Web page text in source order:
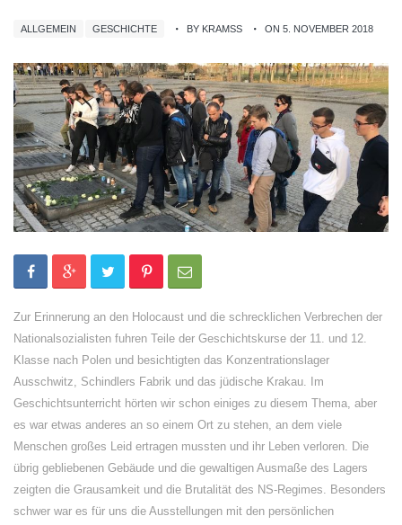
ALLGEMEIN GESCHICHTE BY KRAMSS ON 5. NOVEMBER 2018
Zur Erinnerung an den Holocaust und die schrecklichen Verbrechen der
Nationalsozialisten fuhren Teile der Geschichtskurse der 11. und 12.
Klasse nach Polen und besichtigten das Konzentrationslager
Ausschwitz, Schindlers Fabrik und das jüdische Krakau. Im
Geschichtsunterricht hörten wir schon einiges zu diesem Thema, aber
es war etwas anderes an so einem Ort zu stehen, an dem viele
Menschen großes Leid ertragen mussten und ihr Leben verloren. Die
übrig gebliebenen Gebäude und die gewaltigen Ausmaße des Lagers
zeigten die Grausamkeit und die Brutalität des NS-Regimes. Besonders
schwer war es für uns die Ausstellungen mit den persönlichen